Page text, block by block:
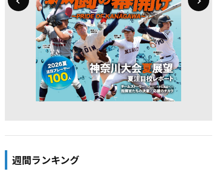
週間ランキング